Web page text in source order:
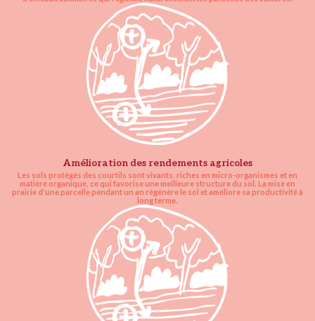
Amélioration des rendements agricoles
Les sols protégés des courtils sont vivants, riches en micro-organismes et en
matière organique, ce qui favorise une meilleure structure du sol. La mise en
prairie d’une parcelle pendant un an régénère le sol et améliore sa productivité à
long terme.